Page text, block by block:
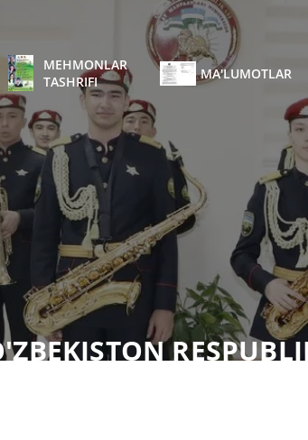
MEHMONLAR
TASHRIFI
MA'LUMOTLAR